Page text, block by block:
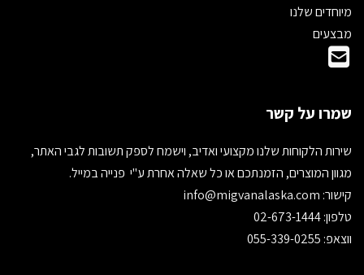
מיוחדים שלנו
מבצעים
שמרו על קשר
שירות הלקוחות שלנו מקצועי ואדיב, וישמח לספק תשובות לגבי האתר,
מגוון המוצרים, הזמנתכם או כל שאלה אחרת ע"י פנייה במייל.
קישור:
טלפון: 02-673-1444
ווצאפ: 055-339-0255